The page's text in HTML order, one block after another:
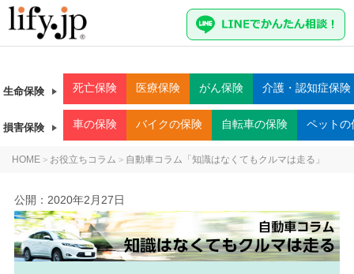
生命保険 死亡保険 医療保険 がん保険 介護・認知症保険
損害保険 車の保険 バイクの保険 自転車の保険 ペットの
HOME > お役立ちコラム > 自動車コラム「知識はなくてもクルマは走る」
公開： 2020年2月27日